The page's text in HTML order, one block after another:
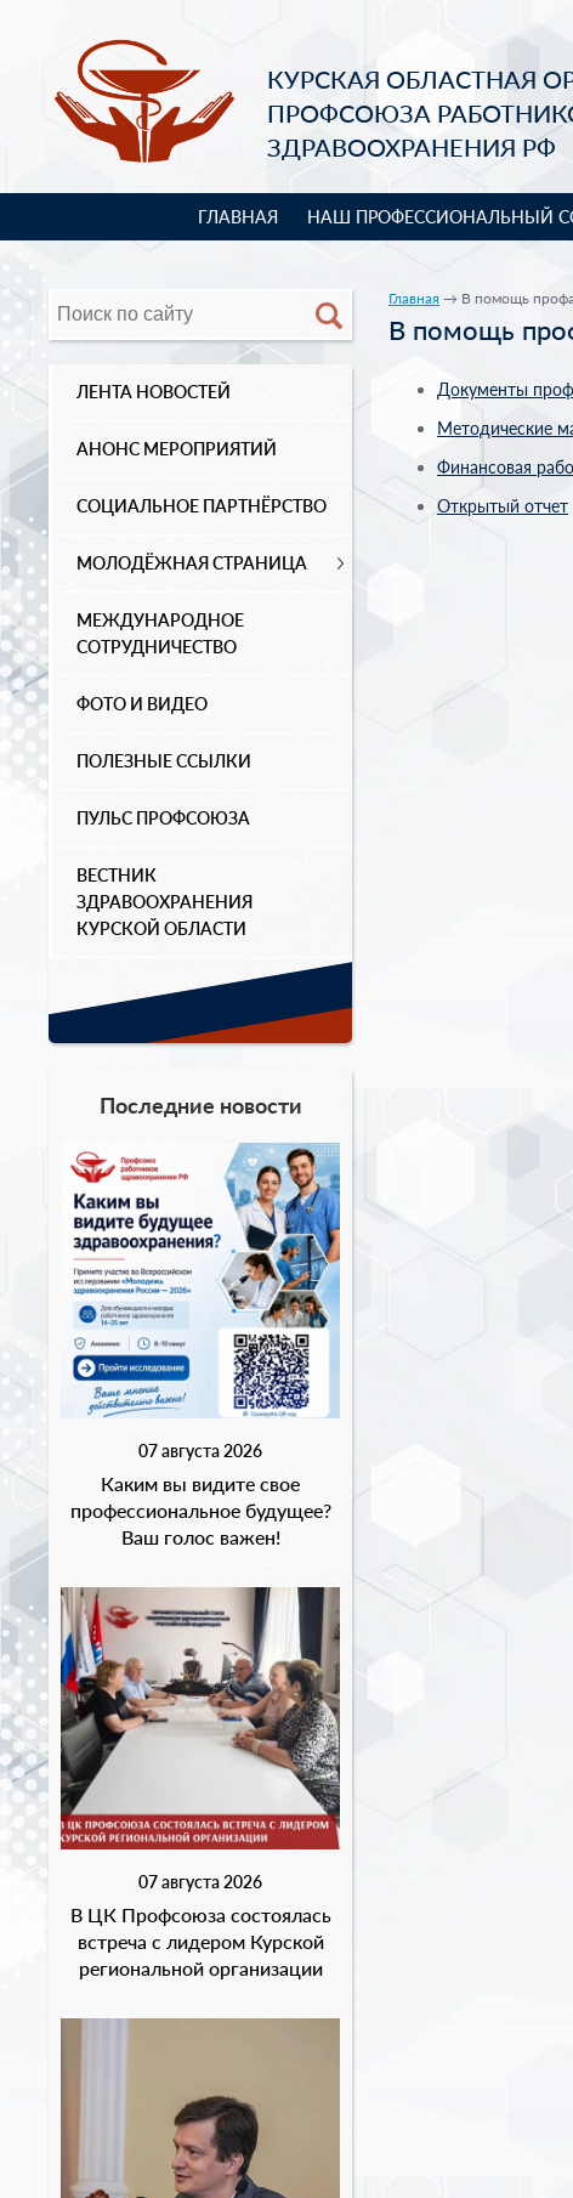
КУРСКАЯ ОБЛАСТНАЯ
ПРОФСОЮЗА
ЗДРАВООХРАНЕНИЯ РФ
ГЛАВНАЯ НАШ ПРОФЕССИОНАЛЬНЫЙ
ЛЕНТА НОВОСТЕЙ
АНОНС МЕРОПРИЯТИЙ
СОЦИАЛЬНОЕ ПАРТНЁРСТВО
МОЛОДЁЖНАЯ СТРАНИЦА
МЕЖДУНАРОДНОЕ
СОТРУДНИЧЕСТВО
ФОТО И ВИДЕО
ПОЛЕЗНЫЕ ССЫЛКИ
ПУЛЬС ПРОФСОЮЗА
ВЕСТНИК
ЗДРАВООХРАНЕНИЯ
КУРСКОЙ ОБЛАСТИ
Последние новости
07 августа 2026
Каким вы видите свое
профессиональное будущее?
Ваш голос важен!
07 августа 2026
В ЦК Профсоюза состоялась
встреча с лидером Курской
региональной организации
Главная → В помощь
В помощь
Документы
Методические
Финансовая
Открытый отчет